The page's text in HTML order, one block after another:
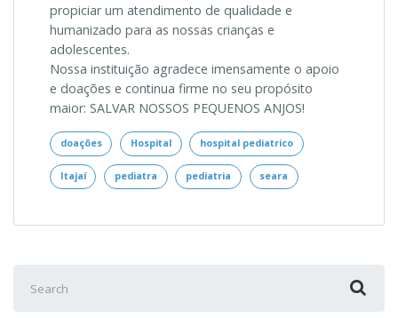
propiciar um atendimento de qualidade e
humanizado para as nossas crianças e
adolescentes.
Nossa instituição agradece imensamente o apoio
e doações e continua firme no seu propósito
maior: SALVAR NOSSOS PEQUENOS ANJOS!
doações Hospital hospital pediatrico
Itajaí pediatra pediatria seara
for: